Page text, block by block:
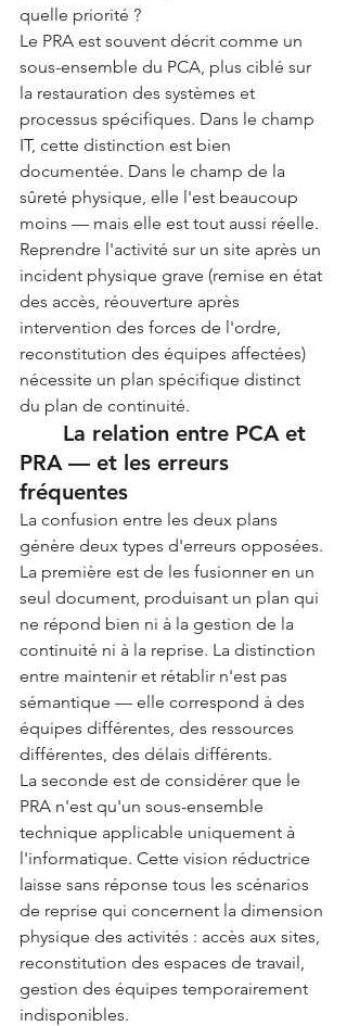
quelle priorité ?
Le PRA est souvent décrit comme un
sous-ensemble du PCA, plus ciblé sur
la restauration des systèmes et
processus spécifiques. Dans le champ
IT, cette distinction est bien
documentée. Dans le champ de la
sûreté physique, elle l'est beaucoup
moins — mais elle est tout aussi réelle.
Reprendre l'activité sur un site après un
incident physique grave (remise en état
des accès, réouverture après
intervention des forces de l'ordre,
reconstitution des équipes affectées)
nécessite un plan spécifique distinct
du plan de continuité.
PRA — et les erreurs
fréquentes
La confusion entre les deux plans
génère deux types d'erreurs opposées.
La première est de les fusionner en un
seul document, produisant un plan qui
ne répond bien ni à la gestion de la
continuité ni à la reprise. La distinction
entre maintenir et rétablir n'est pas
sémantique — elle correspond à des
équipes différentes, des ressources
différentes, des délais différents.
La seconde est de considérer que le
PRA n'est qu'un sous-ensemble
technique applicable uniquement à
l'informatique. Cette vision réductrice
laisse sans réponse tous les scénarios
de reprise qui concernent la dimension
physique des activités : accès aux sites,
reconstitution des espaces de travail,
gestion des équipes temporairement
indisponibles.